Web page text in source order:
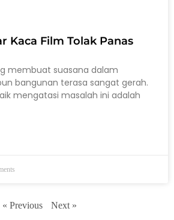
Kaca Film Tolak Panas
membuat suasana dalam
bangunan terasa sangat gerah.
mengatasi masalah ini adalah
« Previous Next »